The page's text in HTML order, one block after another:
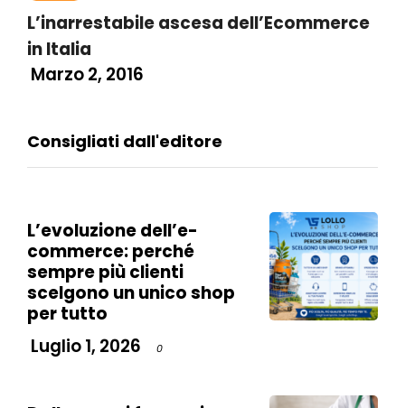
L’inarrestabile ascesa dell’Ecommerce
in Italia
Marzo 2, 2016
Consigliati dall'editore
L’evoluzione dell’e-
commerce: perché
sempre più clienti
scelgono un unico shop
per tutto
Luglio 1, 2026
0